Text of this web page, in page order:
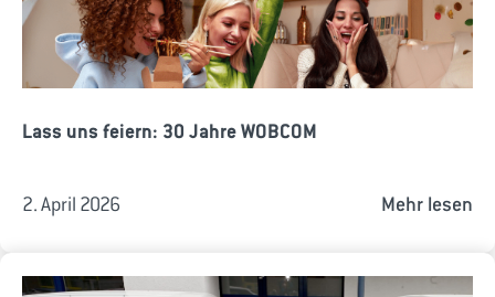
Lass uns feiern: 30 Jahre WOBCOM
2. April 2026 Mehr lesen